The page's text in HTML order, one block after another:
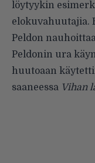
löytyykin
elokuvahuutajia.
Peldon
Peldonin ura
huutoaan
saaneessa Vihan